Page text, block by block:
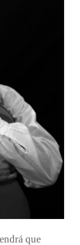
que